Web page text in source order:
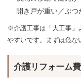
開き戸が重い／ぶつ
※介護工事は「大工事」
やすいです。まずは危な
介護リフォーム